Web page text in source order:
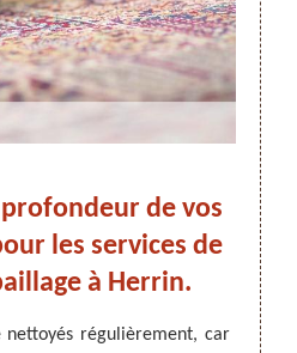
de vos
les services de
à Herrin.
nettoyés régulièrement, car